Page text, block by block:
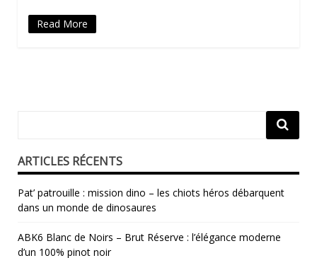
Read More
ARTICLES RÉCENTS
Pat’ patrouille : mission dino – les chiots héros débarquent
dans un monde de dinosaures
ABK6 Blanc de Noirs – Brut Réserve : l’élégance moderne
d’un 100% pinot noir